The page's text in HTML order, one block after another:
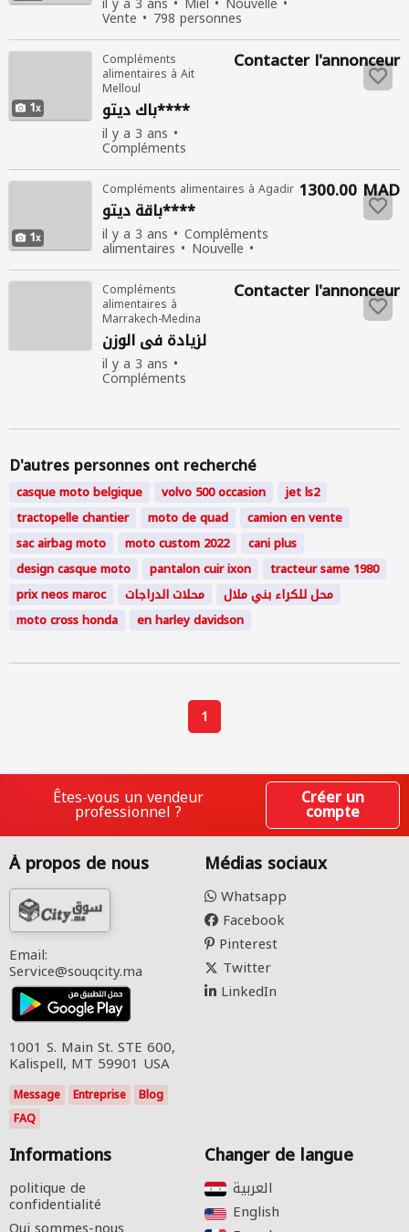
Vente 798 personnes
consultées
1
Compléments
alimentaires à Ait
Melloul
باك ديتو****
il y a 3 ans
Compléments
alimentaires
Nouvelle Vente
794 personnes
consultées
Contacter l'annonceur
1
Compléments alimentaires à Agadir
باقة ديتو****
il y a 3 ans Compléments
alimentaires Nouvelle
Vente 647 personnes
consultées
1300.00 MAD
Compléments
alimentaires à
Marrakech-Medina
لزيادة في الوزن
il y a 3 ans
Compléments
alimentaires
535 personnes
consultées
Contacter l'annonceur
D'autres personnes ont recherché
casque moto belgique volvo 500 occasion
jet ls2
tractopelle chantier
moto de quad
camion en vente
sac airbag moto
moto custom 2022
cani plus
design casque moto
pantalon cuir ixon
tracteur same 1980
prix neos maroc
محلات الدراجات
محل للكراء بني ملال
moto cross honda
en harley davidson
1
Êtes-vous un vendeur
professionnel ?
Créer un
compte
À propos de nous
Email:
Service@souqcity.ma
1001 S. Main St. STE 600,
Kalispell, MT 59901 USA
Message Entreprise
Blog
FAQ
Médias sociaux
Whatsapp
Facebook
Pinterest
Twitter
LinkedIn
Informations
politique de
confidentialité
Changer de langue
English‎